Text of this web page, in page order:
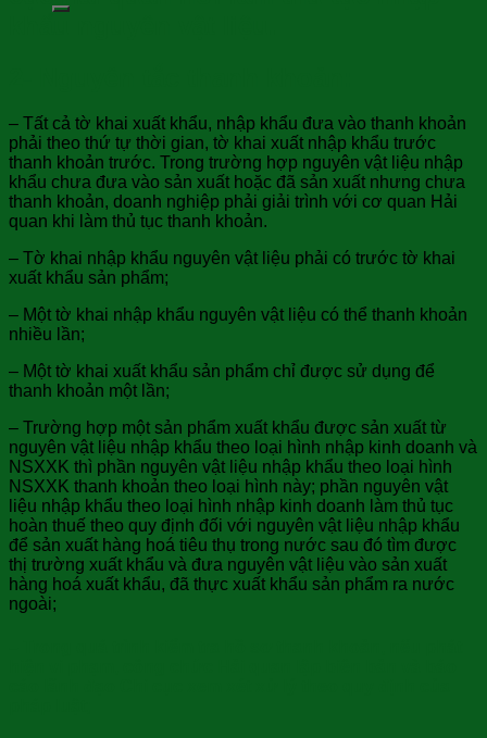
– Tất cả tờ khai xuất khẩu, nhập khẩu đưa vào thanh khoản
phải theo thứ tự thời gian, tờ khai xuất nhập khẩu trước
thanh khoản trước. Trong trường hợp nguyên vật liệu nhập
khẩu chưa đưa vào sản xuất hoặc đã sản xuất nhưng chưa
thanh khoản, doanh nghiệp phải giải trình với cơ quan Hải
quan khi làm thủ tục thanh khoản.
– Tờ khai nhập khẩu nguyên vật liệu phải có trước tờ khai
xuất khẩu sản phẩm;
– Một tờ khai nhập khẩu nguyên vật liệu có thể thanh khoản
nhiều lần;
– Một tờ khai xuất khẩu sản phẩm chỉ được sử dụng để
thanh khoản một lần;
– Trường hợp một sản phẩm xuất khẩu được sản xuất từ
nguyên vật liệu nhập khẩu theo loại hình nhập kinh doanh và
NSXXK thì phần nguyên vật liệu nhập khẩu theo loại hình
NSXXK thanh khoản theo loại hình này; phần nguyên vật
liệu nhập khẩu theo loại hình nhập kinh doanh làm thủ tục
hoàn thuế theo quy định đối với nguyên vật liệu nhập khẩu
để sản xuất hàng hoá tiêu thụ trong nước sau đó tìm được
thị trường xuất khẩu và đưa nguyên vật liệu vào sản xuất
hàng hoá xuất khẩu, đã thực xuất khẩu sản phẩm ra nước
ngoài;